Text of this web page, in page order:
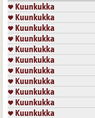
Kuunkukka
Kuunkukka
Kuunkukka
Kuunkukka
Kuunkukka
Kuunkukka
Kuunkukka
Kuunkukka
Kuunkukka
Kuunkukka
Kuunkukka